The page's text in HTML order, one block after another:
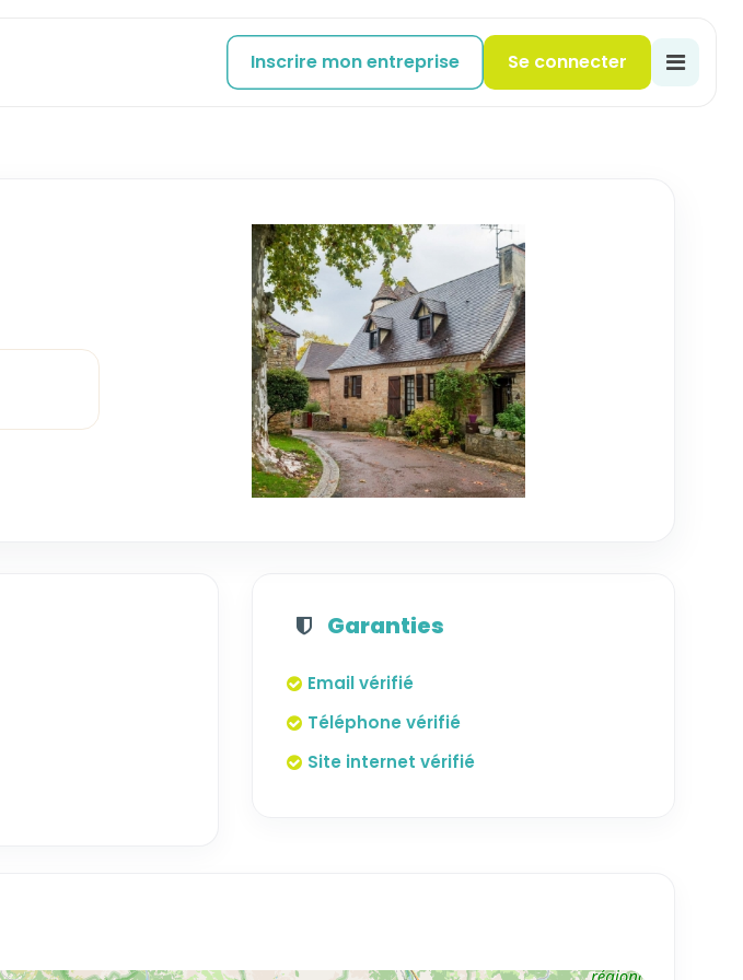
Inscrire mon entreprise Se connecter
Garanties
Email vérifié
Téléphone vérifié
Site internet vérifié